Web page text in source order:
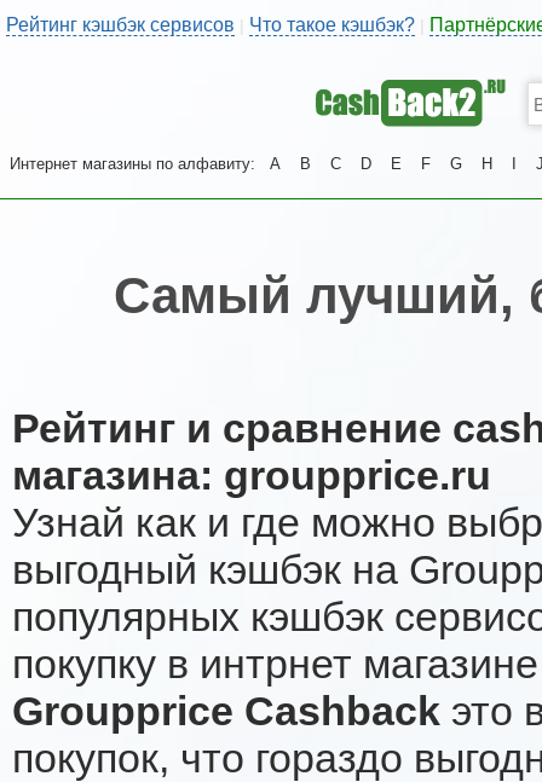
Рейтинг кэшбэк сервисов | Что такое кэшбэк?
Интернет магазины по алфавиту: A B C D E F G H
Самый лучший,
Рейтинг и сравнение
магазина: groupprice.ru
Узнай как и где можно
выгодный кэшбэк на
популярных кэшбэк
покупку в интрнет
Groupprice Cashback это
покупок, что гораздо